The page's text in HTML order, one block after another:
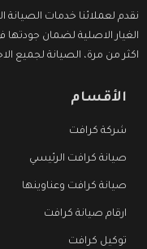
نقدم لعملائنا خدمات
الغيار الاصلية لضمان
اكثر من مرة، الصيانة لجميع
الأقسام
شركة كرافت
صيانة كرافت الرئيسي
صيانة كرافت وعناوينها
ارقام صيانة كرافت
توكيل كرافت